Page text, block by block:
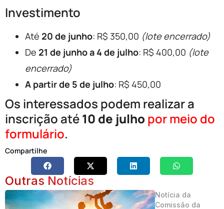
Investimento
Até 20 de junho: R$ 350,00 (lote encerrado)
De 21 de junho a 4 de julho: R$ 400,00 (lote
encerrado)
A partir de 5 de julho: R$ 450,00
Os interessados podem realizar a
inscrição até10 de julho por meio do
formulário.
Compartilhe
Outras Notícias
Notícia da
Comissão da